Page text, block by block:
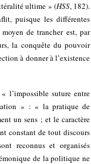
ultime » (HSS, 182).
puisque les différentes
de trancher est, par
la conquête du pouvoir
à donner à l’existence
l’impossible suture entre
» : « la pratique de
un sens ; et le caractère
constant de tout discours
reconnus et organisés
de la politique ne